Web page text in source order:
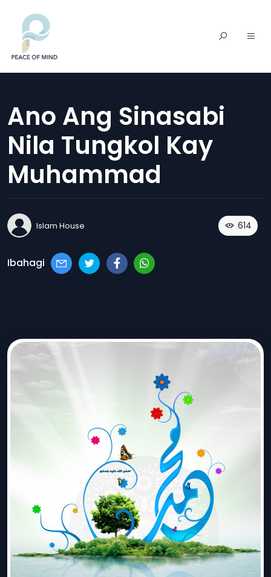
Ano Ang Sinasabi
Nila Tungkol Kay
Muhammad
Islam House 614
Ibahagi